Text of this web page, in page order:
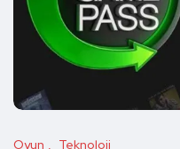
Oyun Teknoloji